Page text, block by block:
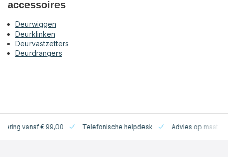
accessoires
Deurwiggen
Deurklinken
Deurvastzetters
Deurdrangers
vanaf € 99,00 Telefonische helpdesk Advies op maat